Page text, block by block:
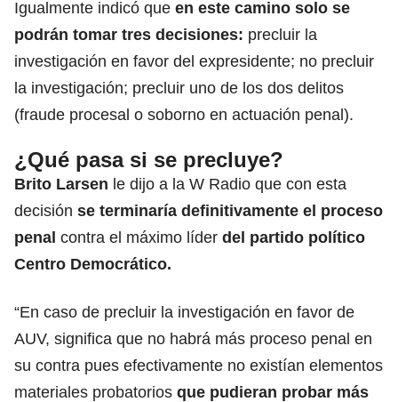
Igualmente indicó que en este camino solo se
podrán tomar tres decisiones: precluir la
investigación en favor del expresidente; no precluir
la investigación; precluir uno de los dos delitos
(fraude procesal o soborno en actuación penal).
¿Qué pasa si se precluye?
Brito Larsen le dijo a la W Radio que con esta
decisión se terminaría definitivamente el proceso
penal contra el máximo líder del partido político
Centro Democrático.
“En caso de precluir la investigación en favor de
AUV, significa que no habrá más proceso penal en
su contra pues efectivamente no existían elementos
materiales probatorios que pudieran probar más